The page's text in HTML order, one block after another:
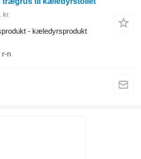
kr.
- kæledyrsprodukt
r-n